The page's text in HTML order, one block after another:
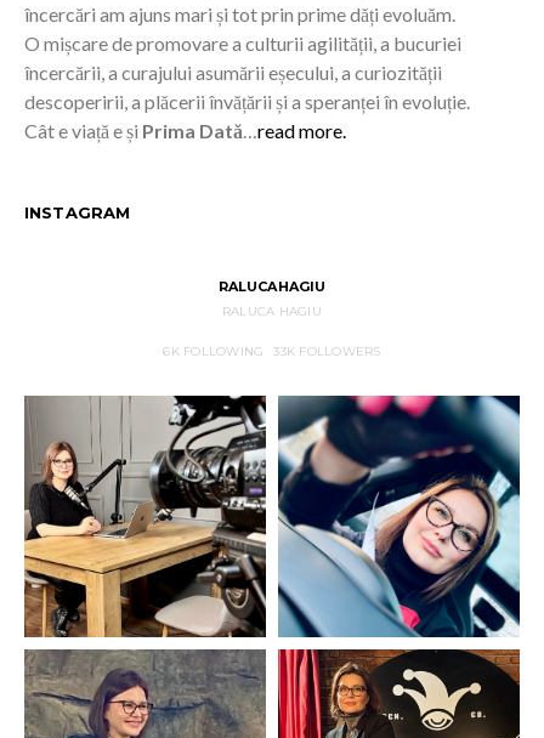
încercări am ajuns mari și tot prin prime dăți evoluăm.
O mișcare de promovare a culturii agilității, a bucuriei
încercării, a curajului asumării eșecului, a curiozității
descoperirii, a plăcerii învățării și a speranței în evoluție.
Cât e viață e și Prima Dată…read more.
INSTAGRAM
RALUCAHAGIU
RALUCA HAGIU
6KFOLLOWING 33K FOLLOWERS